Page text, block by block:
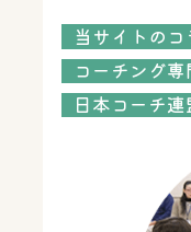
当サイトの
コーチング
日本コーチ連